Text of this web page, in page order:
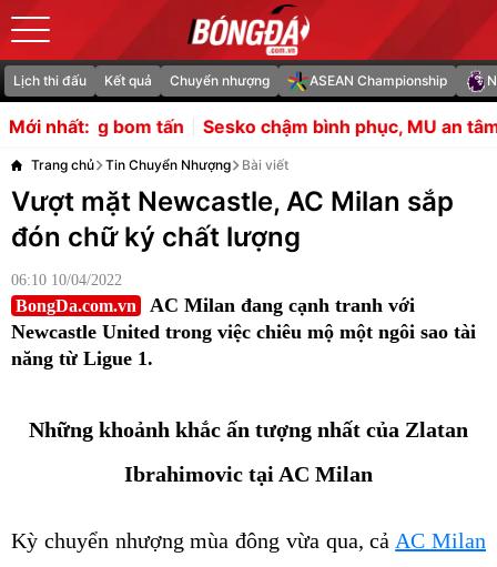
Lịch thi đấu Kết quả Chuyển nhượng ASEAN Championship
Mới nhất:
Sesko chậm bình phục, MU an tâm nhờ tiền sử ít chấn
Trang chủ Tin Chuyển Nhượng Bài viết
Vượt mặt Newcastle, AC Milan sắp
đón chữ ký chất lượng
06:10 10/04/2022
BongDa.com.vn
AC Milan đang cạnh tranh với
Newcastle United trong việc chiêu mộ một ngôi sao tài
năng từ Ligue 1.
Những khoảnh khắc ấn tượng nhất của Zlatan
Ibrahimovic tại AC Milan
Kỳ chuyển nhượng mùa đông vừa qua, cả AC Milan